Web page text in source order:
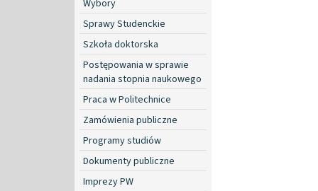
Wybory
Sprawy Studenckie
Szkoła doktorska
Postępowania w sprawie
nadania stopnia naukowego
Praca w Politechnice
Zamówienia publiczne
Programy studiów
Dokumenty publiczne
Imprezy PW